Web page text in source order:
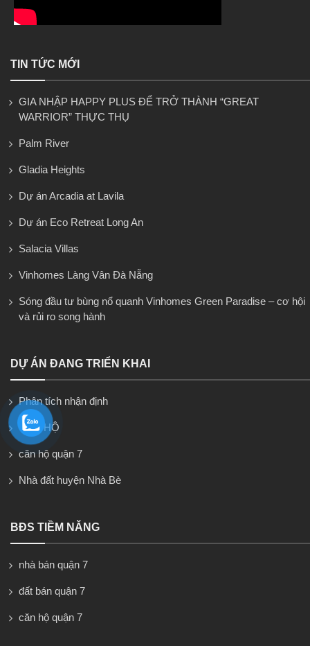
TIN TỨC MỚI
GIA NHẬP HAPPY PLUS ĐỂ TRỞ THÀNH “GREAT
WARRIOR” THỰC THỤ
Palm River
Gladia Heights
Dự án Arcadia at Lavila
Dự án Eco Retreat Long An
Salacia Villas
Vinhomes Làng Vân Đà Nẵng
Sóng đầu tư bùng nổ quanh Vinhomes Green Paradise – cơ hội
và rủi ro song hành
DỰ ÁN ĐANG TRIỂN KHAI
Phân tích nhận định
CĂN HỘ
căn hộ quận 7
Nhà đất huyện Nhà Bè
BĐS TIỀM NĂNG
nhà bán quận 7
đất bán quận 7
căn hộ quận 7